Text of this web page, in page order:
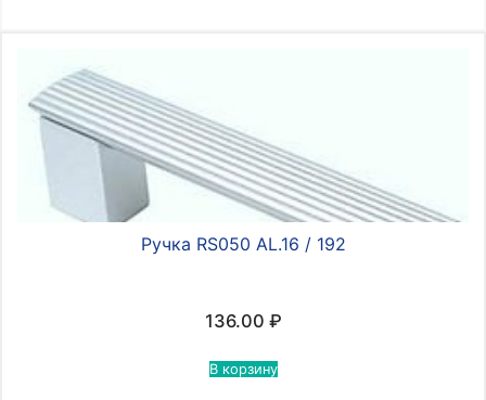
Ручка RS050 AL.16 / 192
136.00 ₽
В корзину